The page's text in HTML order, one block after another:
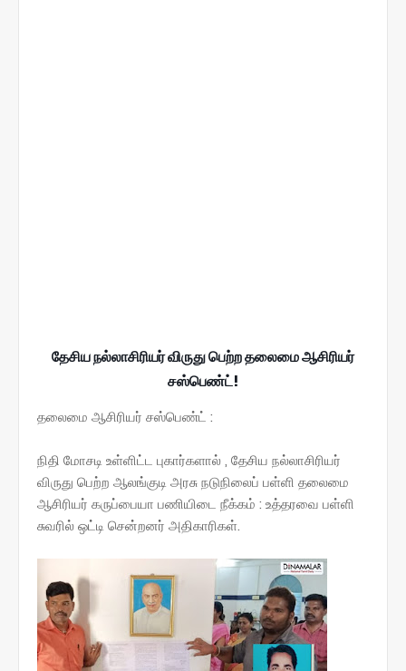
தேசிய நல்லாசிரியர் விருது பெற்ற தலைமை ஆசிரியர்
சஸ்பெண்ட்!
தலைமை ஆசிரியர் சஸ்பெண்ட் :
நிதி மோசடி உள்ளிட்ட புகார்களால் , தேசிய நல்லாசிரியர்
விருது பெற்ற ஆலங்குடி அரசு நடுநிலைப் பள்ளி தலைமை
ஆசிரியர் கருப்பையா பணியிடை நீக்கம் : உத்தரவை பள்ளி
சுவரில் ஒட்டி சென்றனர் அதிகாரிகள்.